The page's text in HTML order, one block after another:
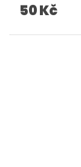
50 Kč